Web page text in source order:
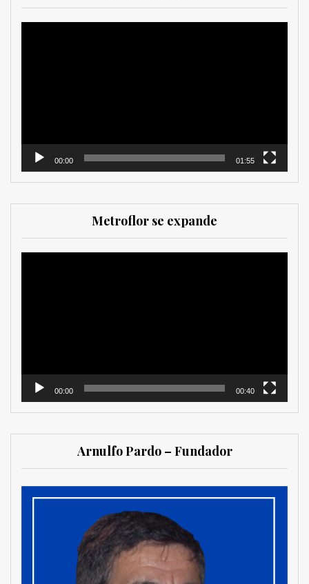
00:00 01:55
Metroflor se expande
00:00 00:40
Arnulfo Pardo – Fundador